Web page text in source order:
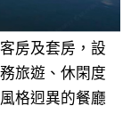
房及套房，設
旅遊、休閑度
格迥異的餐廳